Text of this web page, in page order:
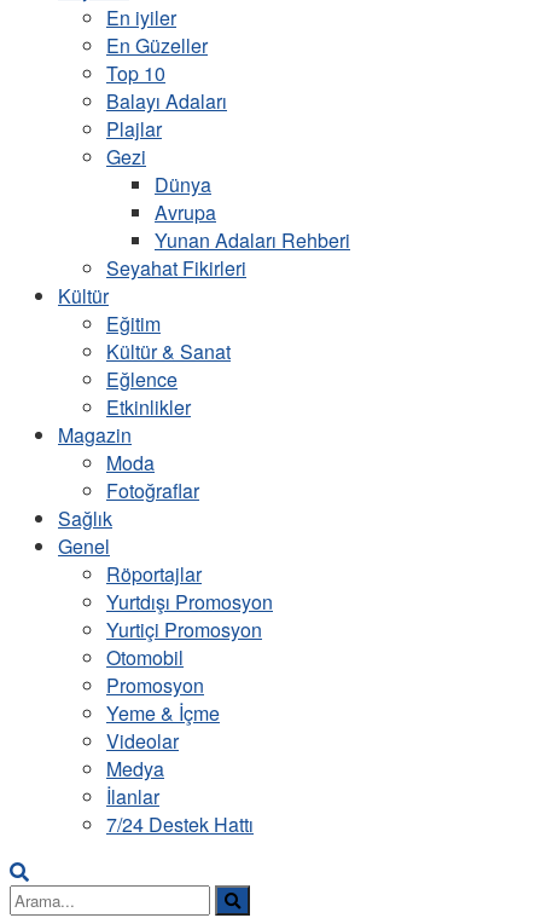
En iyiler
En Güzeller
Top 10
Balayı Adaları
Plajlar
Gezi
Dünya
Avrupa
Yunan Adaları Rehberi
Seyahat Fikirleri
Kültür
Eğitim
Kültür & Sanat
Eğlence
Etkinlikler
Magazin
Moda
Fotoğraflar
Sağlık
Genel
Röportajlar
Yurtdışı Promosyon
Yurtiçi Promosyon
Otomobil
Promosyon
Yeme & İçme
Videolar
Medya
İlanlar
7/24 Destek Hattı